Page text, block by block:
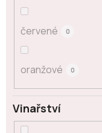
červené 0
oranžové 0
Vinařství